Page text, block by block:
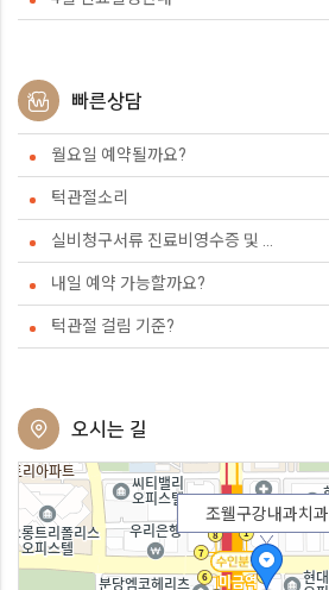
빠른상담
월요일 예약될까요?
턱관절소리
실비청구서류 진료비영수증 및 ...
내일 예약 가능할까요?
턱관절 걸림 기준?
오시는 길
조웰구강내과치과